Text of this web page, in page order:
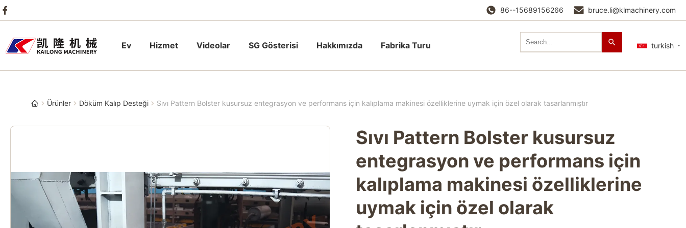
86--15689156266 bruce.li@klmachinery.com
Ev Hizmet Videolar SG Gösterisi Hakkımızda Fabrika Turu turkish
Ürünler Döküm Kalıp Desteği Sıvı Pattern Bolster kusursuz entegrasyon ve performans için kalıplama makinesi özelliklerine uymak için özel olarak tasarlanmıştır
Sıvı Pattern Bolster kusursuz
entegrasyon ve performans için
kalıplama makinesi özelliklerine
uymak için özel olarak